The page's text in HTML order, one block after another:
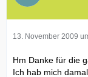
13. November 2009
Hm Danke für die
Ich hab mich